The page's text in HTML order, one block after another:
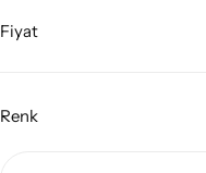
Fiyat
Renk